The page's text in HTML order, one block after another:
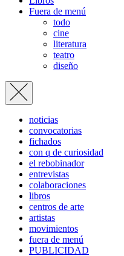
Fuera de menú
todo
cine
literatura
teatro
diseño
noticias
convocatorias
fichados
con q de curiosidad
el rebobinador
entrevistas
colaboraciones
libros
centros de arte
artistas
movimientos
fuera de menú
PUBLICIDAD